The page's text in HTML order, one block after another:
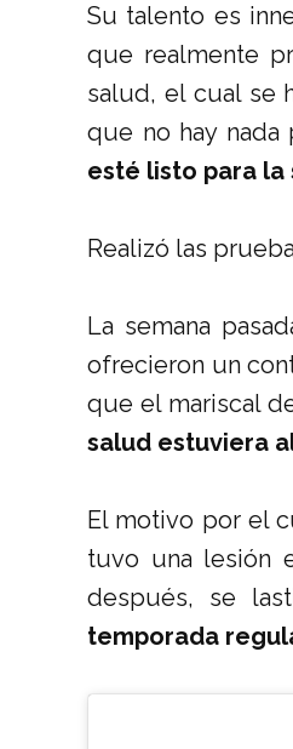
Su talento es
que realmente
salud, el cual se
que no hay nada
esté listo para la
Realizó las
La semana
ofrecieron un
que el mariscal
salud estuviera
El motivo por el
tuvo una lesión
después, se
temporada